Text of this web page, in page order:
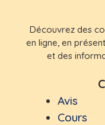
Découvrez des
en ligne, en
et des
Avis
Cours